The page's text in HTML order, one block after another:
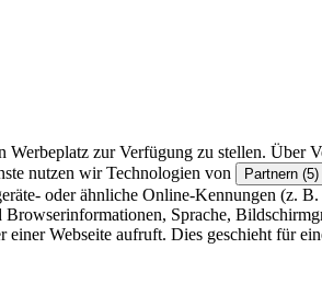
zur Verfügung zu stellen. Über
nutzen wir Technologien von Partnern (5)
oder ähnliche Online-Kennungen (z.
Sprache,
Webseite aufruft. Dies geschieht für